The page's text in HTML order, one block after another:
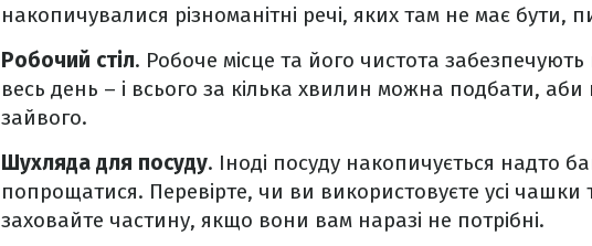
накопичувалися різноманітні речі, яких там не має бути,
Робочий стіл. Робоче місце та його чистота
весь день – і всього за кілька хвилин можна подбати,
зайвого.
Шухляда для посуду. Іноді посуду накопичується надто
попрощатися. Перевірте, чи ви використовуєте усі чашки
заховайте частину, якщо вони вам наразі не потрібні.